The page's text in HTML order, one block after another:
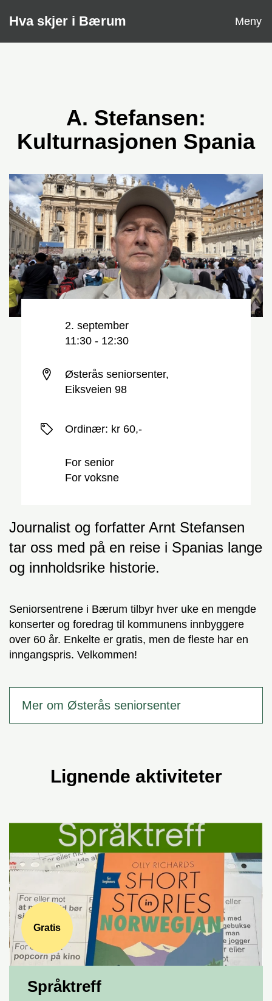
Hva skjer i Bærum Meny
A. Stefansen:
Kulturnasjonen Spania
2. september
11:30 - 12:30
Østerås seniorsenter,
Eiksveien 98
Ordinær: kr 60,-
For senior
For voksne
Journalist og forfatter Arnt Stefansen
tar oss med på en reise i Spanias lange
og innholdsrike historie.
Seniorsentrene i Bærum tilbyr hver uke en mengde
konserter og foredrag til kommunens innbyggere
over 60 år. Enkelte er gratis, men de fleste har en
inngangspris. Velkommen!
Mer om Østerås seniorsenter
Lignende aktiviteter
Gratis
Språktreff